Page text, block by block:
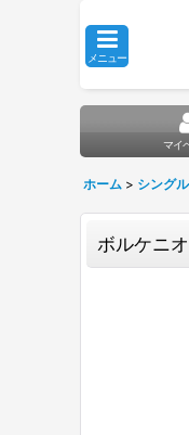
メニュー
マイ
ホーム > シング
ボルケニ